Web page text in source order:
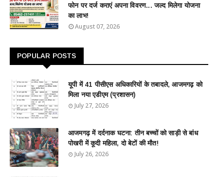
फोन पर दर्ज कराएं अपना विवरण... जल्द मिलेगा योजना
का लाभ!
August 07, 2026
POPULAR POSTS
यूपी में 41 पीसीएस अधिकारियों के तबादले, आजमगढ़ को
मिला नया एडीएम (प्रशासन)
July 27, 2026
आजमगढ़ में दर्दनाक घटना: तीन बच्चों को साड़ी से बांध
पोखरी में कूदी महिला, दो बेटों की मौत!
July 26, 2026